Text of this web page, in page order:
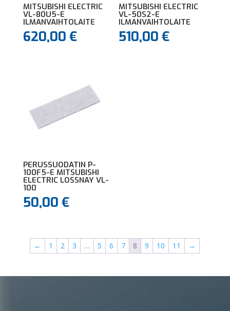
MITSUBISHI ELECTRIC
VL-80U5-E
ILMANVAIHTOLAITE
620,00 €
MITSUBISHI ELECTRIC
VL-50S2-E
ILMANVAIHTOLAITE
510,00€
PERUSSUODATIN P-
100F5-E MITSUBISHI
ELECTRIC LOSSNAY VL-
100
50,00 €
← 1 2 3 … 5 6 7 8 9 10 11 →